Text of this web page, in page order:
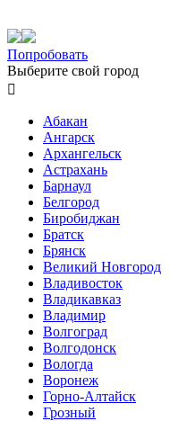
Попробовать
Выберите свой город

Абакан
Ангарск
Архангельск
Астрахань
Барнаул
Белгород
Биробиджан
Братск
Брянск
Великий Новгород
Владивосток
Владикавказ
Владимир
Волгоград
Волгодонск
Вологда
Воронеж
Горно-Алтайск
Грозный